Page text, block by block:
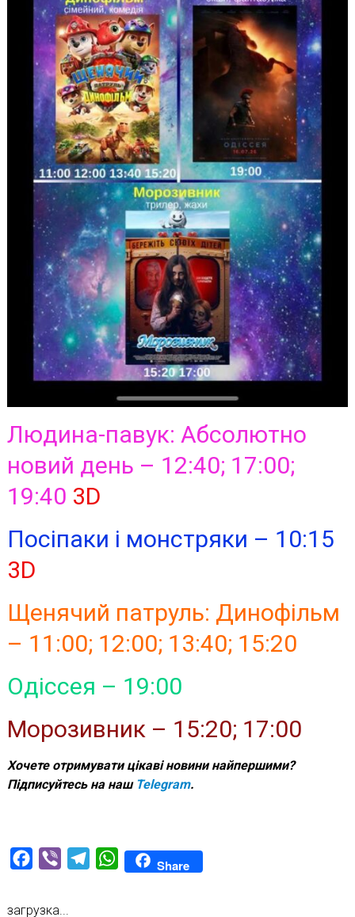
Людина-павук: Абсолютно
новий день – 12:40; 17:00;
19:40 3D
Посіпаки і монстряки – 10:15
3D
Щенячий патруль: Динофільм
– 11:00; 12:00; 13:40; 15:20
Одіссея – 19:00
Морозивник – 15:20; 17:00
Хочете отримувати цікаві новини найпершими?
Підписуйтесь на наш Telegram.
Facebook
Viber TelegramWhatsAppShare
загрузка...